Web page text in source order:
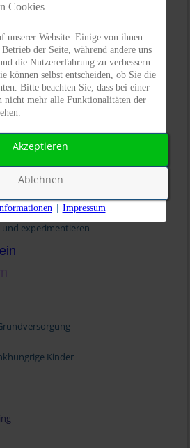
Projekt von und mit profamilia
übernehmen
und experimentieren
Kinder
Cookies
unserer Website. Einige von ihnen
der Seite, während andere uns
die Nutzererfahrung zu verbessern
können selbst entscheiden, ob Sie die
Bitte beachten Sie, dass bei einer
nicht mehr alle Funktionalitäten der
Akzeptieren
Ablehnen
Impressum